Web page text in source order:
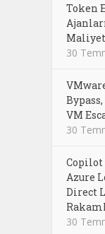
Token
30
VM
30
Copilot
Azure
Direct
30